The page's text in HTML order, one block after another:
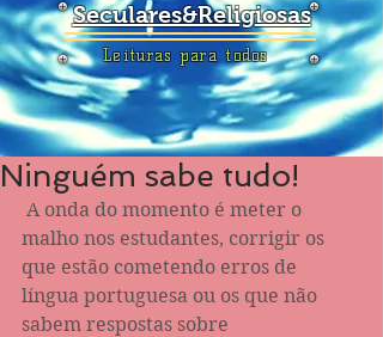
Seculares&Religiosas
Leituras para todos
Ninguém sabe tudo!
malho nos estudantes, corrigir os
que estão cometendo erros de
língua portuguesa ou os que não
sabem respostas sobre